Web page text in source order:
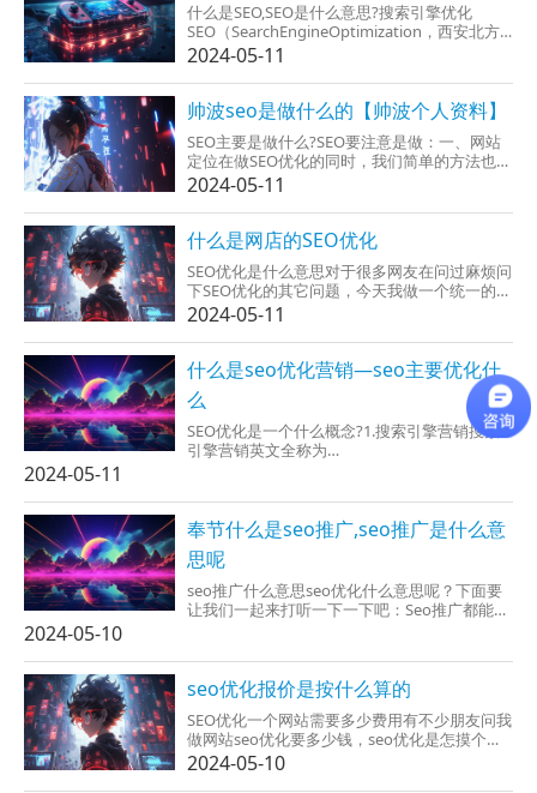
什么是SEO,SEO是什么意思?搜索引擎优化
SEO（SearchEngineOptimization，西安北方
光电有限公司SEO）搜索引擎优化即
SearchEngineOptimization，用英文具体解释
是tousesometechnicstakeyourw...
2024-05-11
帅波seo是做什么的【帅波个人资料】
SEO主要是做什么?SEO要注意是做：一、网站
定位在做SEO优化的同时，我们简单的方法也要
先再确认网站优化的到最后SEO目标，有了一个
必须明确的目标才能更好的安排具体详细的工
作。这些目标也可以是长期的、具...
2024-05-11
什么是网店的SEO优化
SEO优化是什么意思对于很多网友在问过麻烦问
下SEO优化的其它问题，今天我做一个统一的回
复，为大家清晰的帮忙解决。什么是SEO优
化：“SEO”又叫“SEO优化”也叫“搜索引擎优
化”，主要注意是凭借像百度搜索引擎的规则并
且查找信息的排名比较稳。诸如优化系统网站
排名、优化系...
2024-05-11
什么是seo优化营销—seo主要优化什
么
SEO优化是一个什么概念?1.搜索引擎营销搜索
引擎营销英文全称为
注意分为两种：搜索引擎优化和免费然后点
击。搜索引擎优化指实际...
2024-05-11
奉节什么是seo推广,seo推广是什么意
思呢
seo推广什么意思seo优化什么意思呢？下面要
让我们一起来打听一下一下吧：Seo推广都能够
索引擎化，Seo推广指的就...
2024-05-10
seo优化报价是按什么算的
SEO优化一个网站需要多少费用有不少朋友问我
做网站seo优化要多少钱，seo优化是怎摸个收
费的?网站seo优化、关键词排名并又不是一个
固定的，必须要按网站类型，网站定位，网站
2024-05-10